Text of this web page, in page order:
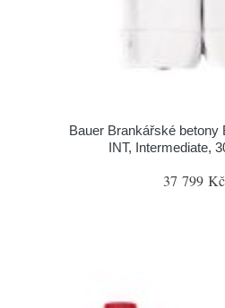
Bauer Brankářské betony
INT, Intermediate,
37 799 Kč